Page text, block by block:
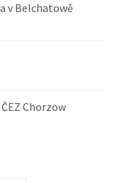
v Belchatowě
Chorzow